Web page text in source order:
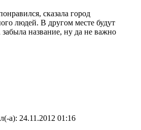
сказала город
людей. В другом месте будут
забыла название, ну да не важно
а): 24.11.2012 01:16